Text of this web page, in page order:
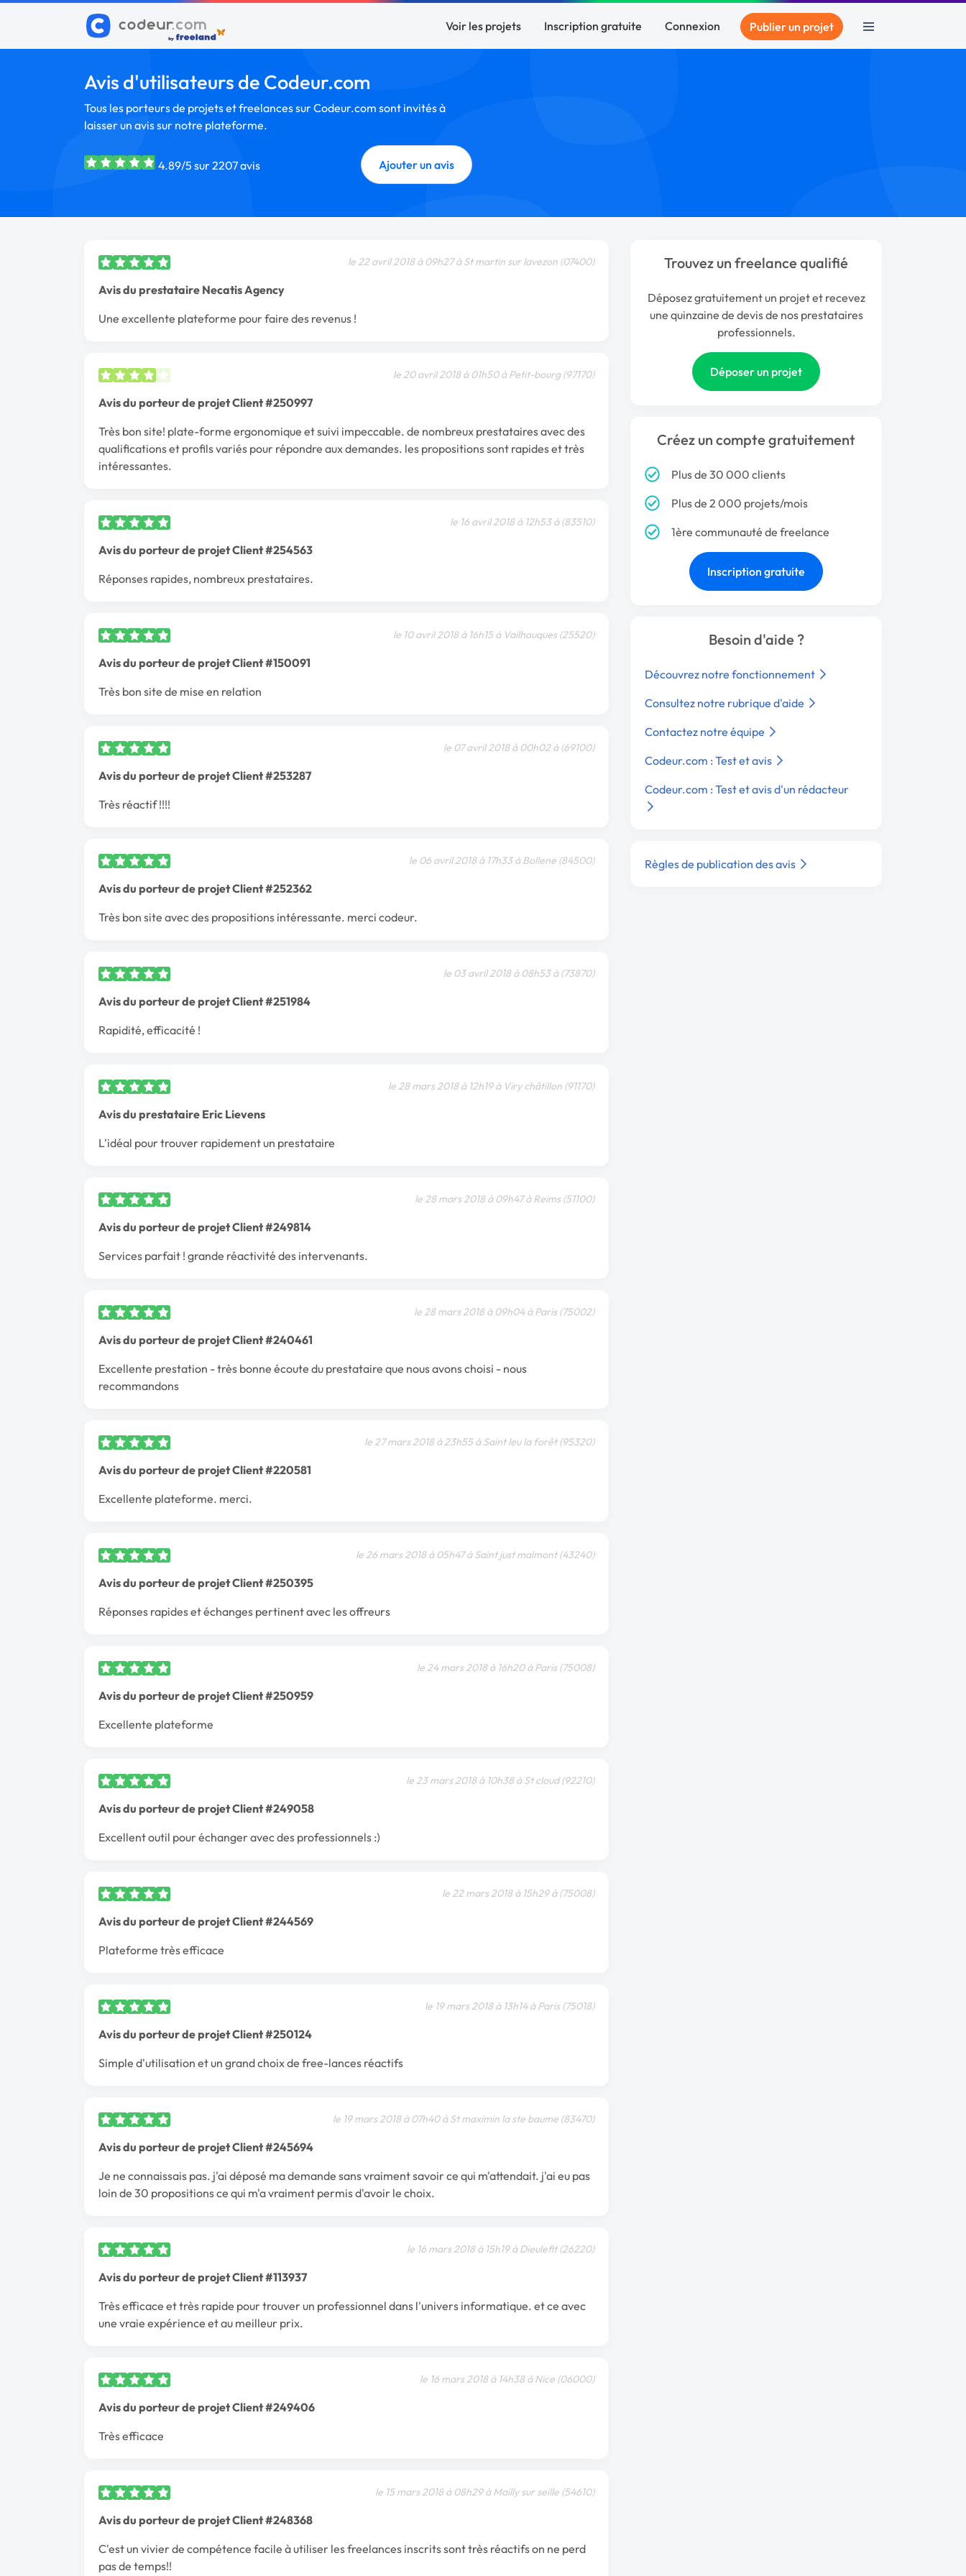
Voir les projets Inscription gratuite Connexion Publier un projet
Avis d'utilisateurs de Codeur.com
Tous les porteurs de projets et freelances sur Codeur.com sont invités à
laisser un avis sur notre plateforme.
4.89/5 sur 2207 avis Ajouter un avis
le 22 avril 2018 à 09h27 à St martin sur lavezon (07400)
Avis du prestataire Necatis Agency
Une excellente plateforme pour faire des revenus !
le 20 avril 2018 à 01h50 à Petit-bourg (97170)
Avis du porteur de projet Client #250997
Très bon site! plate-forme ergonomique et suivi impeccable. de nombreux prestataires avec des
qualifications et profils variés pour répondre aux demandes. les propositions sont rapides et très
intéressantes.
le 16 avril 2018 à 12h53 à (83510)
Avis du porteur de projet Client #254563
Réponses rapides, nombreux prestataires.
le 10 avril 2018 à 16h15 à Vailhauques (25520)
Avis du porteur de projet Client #150091
Très bon site de mise en relation
le 07 avril 2018 à 00h02 à (69100)
Avis du porteur de projet Client #253287
Très réactif !!!!
le 06 avril 2018 à 17h33 à Bollene (84500)
Avis du porteur de projet Client #252362
Très bon site avec des propositions intéressante. merci codeur.
le 03 avril 2018 à 08h53 à (73870)
Avis du porteur de projet Client #251984
Rapidité, efficacité !
le 28 mars 2018 à 12h19 à Viry châtillon (91170)
Avis du prestataire Eric Lievens
L'idéal pour trouver rapidement un prestataire
le 28 mars 2018 à 09h47 à Reims (51100)
Avis du porteur de projet Client #249814
Services parfait ! grande réactivité des intervenants.
le 28 mars 2018 à 09h04 à Paris (75002)
Avis du porteur de projet Client #240461
Excellente prestation - très bonne écoute du prestataire que nous avons choisi - nous
recommandons
le 27 mars 2018 à 23h55 à Saint leu la forêt (95320)
Avis du porteur de projet Client #220581
Excellente plateforme. merci.
le 26 mars 2018 à 05h47 à Saint just malmont (43240)
Avis du porteur de projet Client #250395
Réponses rapides et échanges pertinent avec les offreurs
le 24 mars 2018 à 16h20 à Paris (75008)
Avis du porteur de projet Client #250959
Excellente plateforme
le 23 mars 2018 à 10h38 à St cloud (92210)
Avis du porteur de projet Client #249058
Excellent outil pour échanger avec des professionnels :)
le 22 mars 2018 à 15h29 à (75008)
Avis du porteur de projet Client #244569
Plateforme très efficace
le 19 mars 2018 à 13h14 à Paris (75018)
Avis du porteur de projet Client #250124
Simple d'utilisation et un grand choix de free-lances réactifs
le 19 mars 2018 à 07h40 à St maximin la ste baume (83470)
Avis du porteur de projet Client #245694
Je ne connaissais pas. j'ai déposé ma demande sans vraiment savoir ce qui m'attendait. j'ai eu pas
loin de 30 propositions ce qui m'a vraiment permis d'avoir le choix.
le 16 mars 2018 à 15h19 à Dieulefit (26220)
Avis du porteur de projet Client #113937
Très efficace et très rapide pour trouver un professionnel dans l'univers informatique. et ce avec
une vraie expérience et au meilleur prix.
le 16 mars 2018 à 14h38 à Nice (06000)
Avis du porteur de projet Client #249406
Très efficace
le 15 mars 2018 à 08h29 à Mailly sur seille (54610)
Avis du porteur de projet Client #248368
C'est un vivier de compétence facile à utiliser les freelances inscrits sont très réactifs on ne perd
pas de temps!!
Trouvez un freelance qualifié
Déposez gratuitement un projet et recevez
une quinzaine de devis de nos prestataires
professionnels.
Déposer un projet
Créez un compte gratuitement
Plus de 30 000 clients
Plus de 2 000 projets/mois
1ère communauté de freelance
Inscription gratuite
Besoin d'aide ?
Découvrez notre fonctionnement
Consultez notre rubrique d'aide
Contactez notre équipe
Codeur.com : Test et avis
Codeur.com : Test et avis d'un rédacteur
Règles de publication des avis